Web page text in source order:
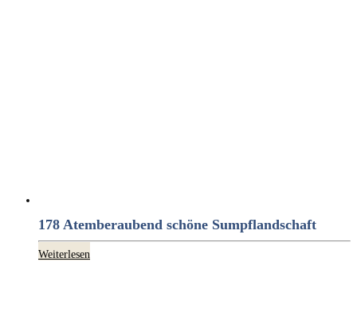
178 Atemberaubend schöne Sumpflandschaft
Weiterlesen